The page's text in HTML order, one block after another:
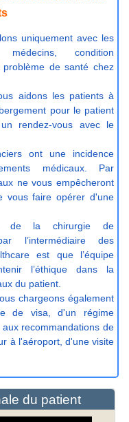
uniquement avec les
condition
de santé chez
aidons les patients à
pour le patient
rendez-vous avec le
ont une incidence
médicaux. Par
ne vous empêcheront
vous faire opérer d'une
de la chirurgie de
l’intermédiaire des
est que l’équipe
l’éthique dans la
du patient.
chargeons également
de visa, d'un régime
recommandations de
à l'aéroport, d'une visite
du patient